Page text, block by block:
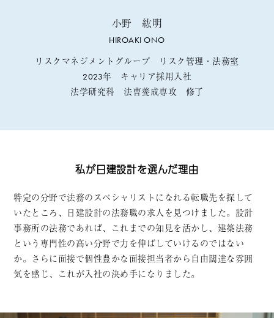
小野 紘明
HIROAKI ONO
リスクマネジメントグループ リスク管理・法務室
2023年 キャリア採用入社
法学研究科 法曹養成専攻 修了
私が日建設計を選んだ理由
特定の分野で法務のスペシャリストになれる転職先を探して
いたところ、日建設計の法務職の求人を見つけました。設計
事務所の法務であれば、これまでの知見を活かし、建築法務
という専門性の高い分野で力を伸ばしていけるのではない
か。さらに面接で個性豊かな面接担当者から自由闊達な雰囲
気を感じ、これが入社の決め手になりました。